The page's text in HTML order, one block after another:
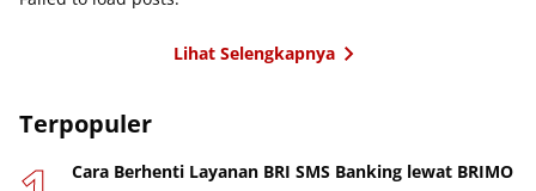
Lihat Selengkapnya
Terpopuler
Cara Berhenti Layanan BRI SMS Banking lewat BRIMO